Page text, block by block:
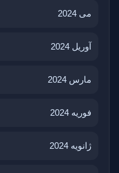
می 2024
آوریل 2024
مارس 2024
فوریه 2024
ژانویه 2024